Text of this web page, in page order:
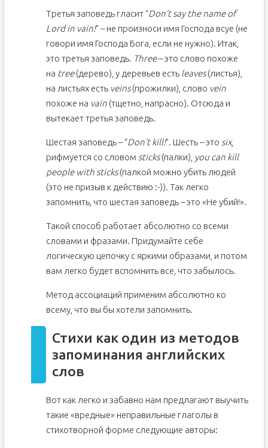
Третья заповедь гласит “Don’t say the name of
Lord in vain!” – не произноси имя Господа всуе (не
говори имя Господа Бога, если не нужно). Итак,
это третья заповедь. Three– это слово похоже
на tree(дерево), у деревьев есть leaves(листья),
на листьях есть veins(прожилки), слово vein
похоже на vain(тщетно, напрасно). Отсюда и
вытекает третья заповедь.
Шестая заповедь – “Don’t kill!”. Шесть – это six,
рифмуется со словом sticks(палки), you can kill
people with sticks(палкой можно убить людей
(это не призыв к действию :-)). Так легко
запомнить, что шестая заповедь – это «Не убий!».
Такой способ работает абсолютно со всеми
словами и фразами. Придумайте себе
логическую цепочку с яркими образами, и потом
вам легко будет вспомнить все, что забылось.
Метод ассоциаций применим абсолютно ко
всему, что вы бы хотели запомнить.
Стихи как один из методов
запоминания английских
слов
Вот как легко и забавно нам предлагают выучить
такие «вредные» неправильные глаголы в
стихотворной форме следующие авторы: